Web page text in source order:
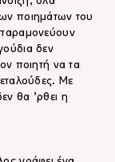
ποιημάτων του
δεν
ποιητή να τα
Με
θα ’ρθει η